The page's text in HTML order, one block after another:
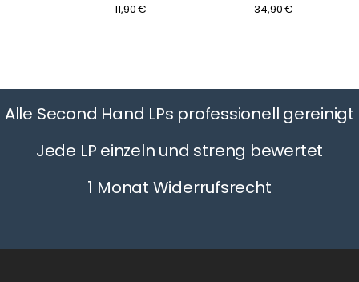
11,90 € 34,90 €
Alle Second Hand LPs professionell gereinigt
Jede LP einzeln und streng bewertet
1 Monat Widerrufsrecht